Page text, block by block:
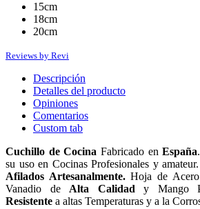
15cm
18cm
20cm
Reviews by Revi
Descripción
Detalles del producto
Opiniones
Comentarios
Custom tab
Cuchillo de Cocina Fabricado enEspaña
su uso en Cocinas Profesionales y
Afilados Artesanalmente.Hoja de
Vanadio deAlta Calidady Mango
Resistente a altas Temperaturas y a la